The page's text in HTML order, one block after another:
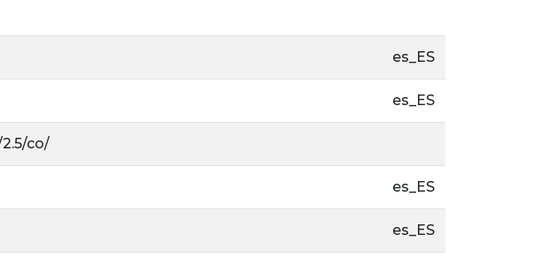
es_ES
es_ES
co/
es_ES
es_ES